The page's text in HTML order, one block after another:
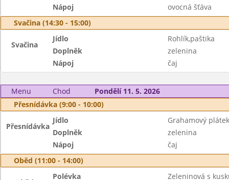
Nápoj
ovocná šťáva
Svačina (14:30 - 15:00)
Svačina
Jídlo
Rohlík,paštika
Doplněk
zelenina
Nápoj
čaj
Menu Chod
Pondělí 11. 5. 2026
Přesnídávka (9:00 - 10:00)
Přesnídávka
Jídlo
Grahamový
Doplněk
zelenina
Nápoj
čaj
Oběd (11:00 - 14:00)
Polévka
Zeleninová s